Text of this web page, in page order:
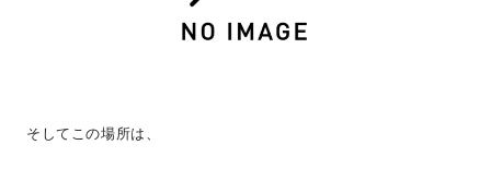
そしてこの場所は、